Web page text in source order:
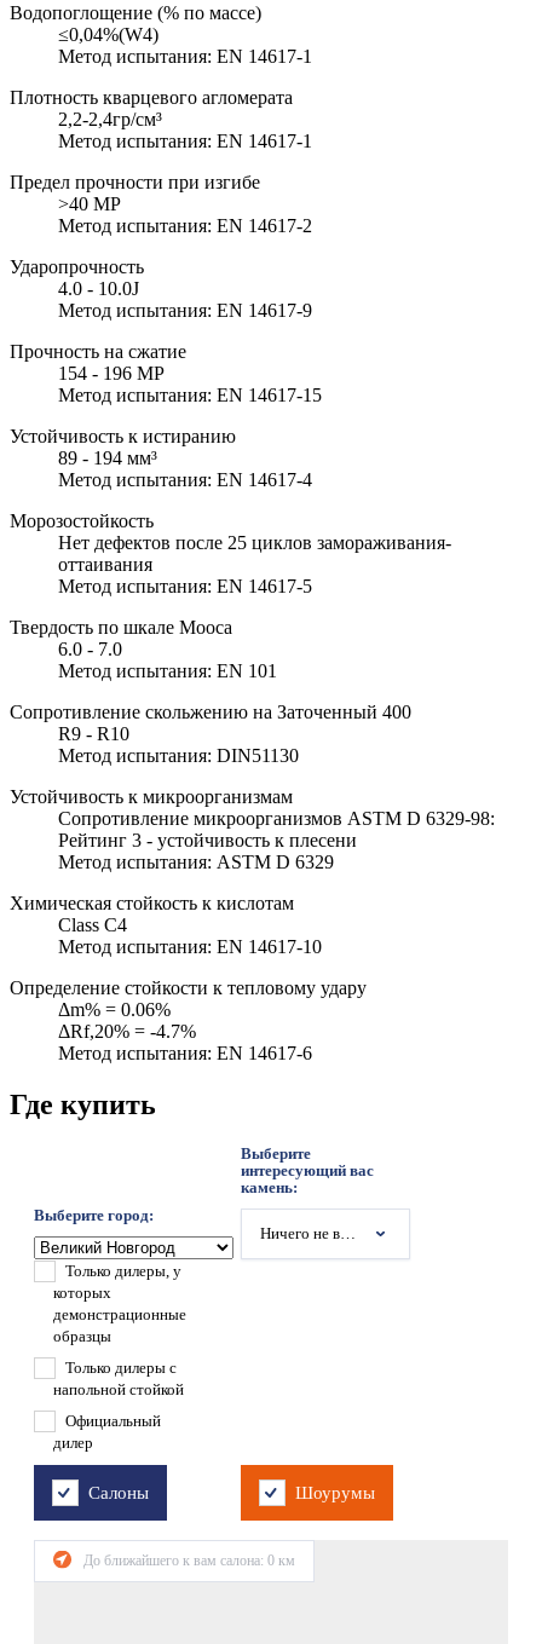
Водопоглощение (% по массе)
≤0,04%(W4)
Метод испытания: EN 14617-1
Плотность кварцевого агломерата
2,2-2,4гр/см³
Метод испытания: EN 14617-1
Предел прочности при изгибе
>40 MP
Метод испытания: EN 14617-2
Ударопрочность
4.0 - 10.0J
Метод испытания: EN 14617-9
Прочность на сжатие
154 - 196 MP
Метод испытания: EN 14617-15
Устойчивость к истиранию
89 - 194 мм³
Метод испытания: EN 14617-4
Морозостойкость
Нет дефектов после 25 циклов замораживания-
оттаивания
Метод испытания: EN 14617-5
Твердость по шкале Мооса
6.0 - 7.0
Метод испытания: EN 101
Сопротивление скольжению на Заточенный 400
R9 - R10
Метод испытания: DIN51130
Устойчивость к микроорганизмам
Сопротивление микроорганизмов ASTM D 6329-98:
Рейтинг 3 - устойчивость к плесени
Метод испытания: ASTM D 6329
Химическая стойкость к кислотам
Class C4
Метод испытания: EN 14617-10
Определение стойкости к тепловому удару
Δm% = 0.06%
ΔRf,20% = -4.7%
Метод испытания: EN 14617-6
Где купить
Выберите город:
Выберите
интересующий вас
камень:
Ничего не выбрано
Только дилеры, у
которых
демонстрационные
образцы
Только дилеры с
напольной стойкой
Официальный
дилер
Салоны Шоурумы
До ближайшего к вам салона: 0 км